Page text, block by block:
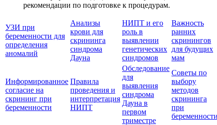
рекомендации по подготовке к процедурам.
УЗИ при
беременности для
определения
аномалий
Анализы
крови для
скрининга
синдрома
Дауна
НИПТ и его
роль в
выявлении
генетических
синдромов
Важность
ранних
скринингов
для будущих
мам
Информированное
согласие на
скрининг при
беременности
Правила
проведения и
интерпретация
НИПТ
Обследование
для
выявления
синдрома
Дауна в
первом
триместре
Советы по
выбору
методов
скрининга
при